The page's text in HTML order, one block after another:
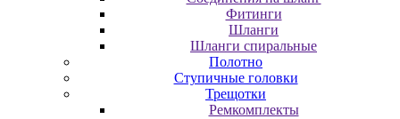
Фитинги
Шланги
Шланги спиральные
Полотно
Ступичные головки
Трещотки
Ремкомплекты